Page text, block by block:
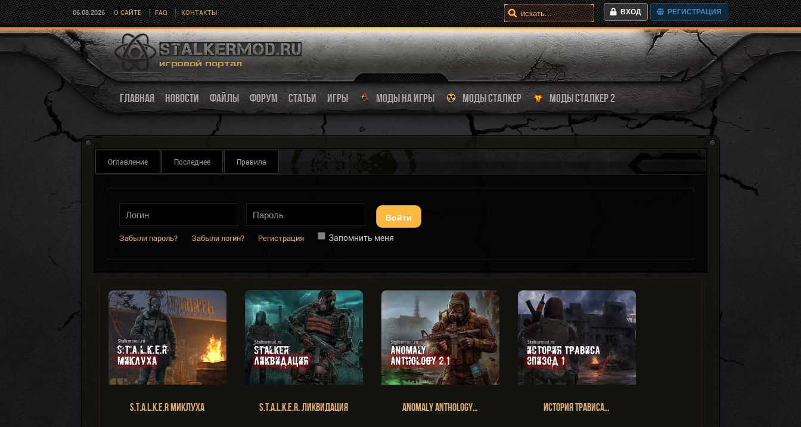
06.08.2026 О САЙТЕ FAQ КОНТАКТЫ ВХОД РЕГИСТРАЦИЯ
ГЛАВНАЯ НОВОСТИ ФАЙЛЫ ФОРУМ СТАТЬИ ИГРЫ МОДЫ НА ИГРЫ МОДЫ СТАЛКЕР МОДЫ СТАЛКЕР 2
Оглавление Последнее Правила
Войти
Забыли пароль? Забыли логин? Регистрация Запомнить меня
S.T.A.L.K.E.R Миклуха S.T.A.L.K.E.R. Ликвидация Anomaly Anthology… История Трависа…